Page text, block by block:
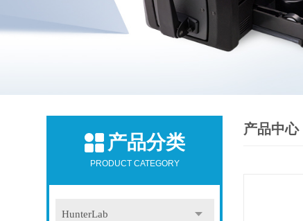
产品分类
PRODUCT CATEGORY
HunterLab
产品中心